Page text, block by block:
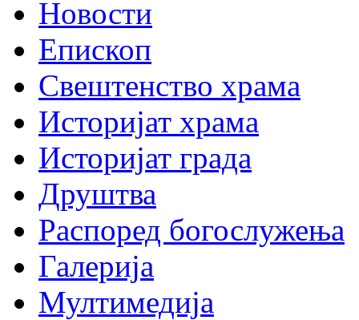
Новости
Епископ
Свештенство храма
Историјат храма
Историјат града
Друштва
Распоред богослужења
Галерија
Мултимедија